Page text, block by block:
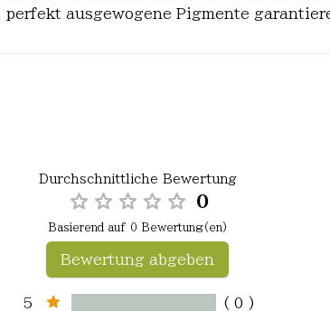
ausgewogene Pigmente
Durchschnittliche Bewertung
0
Basierend auf 0 Bewertung(en)
Bewertung abgeben
5
( 0 )